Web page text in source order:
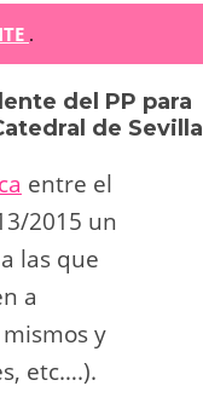
.
del PP para
de Sevilla
entre el
2015 un
las que
a
y
etc….).